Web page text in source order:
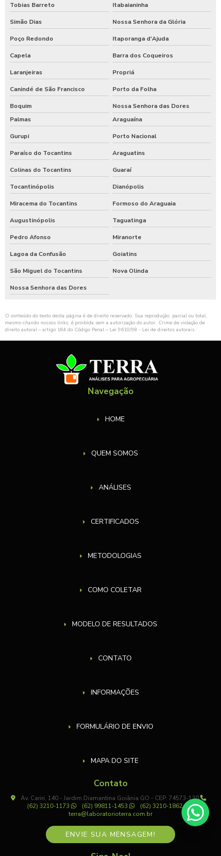
Tobias Barreto Itabaianinha
Simão Dias Nossa Senhora da Glória
Poço Redondo Itaporanga d'Ajuda
Capela Barra dos Coqueiros
Laranjeiras Propriá
Canindé de São Francisco Porto da Folha
Boquim
Nossa Senhora das Dores
Palmas
Araguaína
Gurupi Porto Nacional
Paraíso do Tocantins Araguatins
Colinas do Tocantins Guaraí
Tocantinópolis Dianópolis
Miracema do Tocantins Formoso do Araguaia
Augustinópolis Taguatinga
Pedro Afonso Miranorte
Lagoa da Confusão Goiatins
São Miguel do Tocantins Nova Olinda
Nossa Senhora das Dores
O conteúdo do texto desta página é de direito reservado. Sua reprodução, parcial ou total,
mesmo citando nossos links, é proibida sem a autorização do autor. Crime de violação de
direito autoral – artigo 184 do Código Penal – Lei 9610/98 - Lei de direitos autorais.
Navegação
HOME
QUEM SOMOS
ANÁLISES
CERTIFICADOS
METODOLOGIAS
COMO COLETAR
MODELO DE RESULTADOS
CONTATO
INFORMAÇÕES
FORMULÁRIO DE ENVIO
MAPA DO SITE
Contato
Av. Cariri, 140 - Jardim Diamantina Goiânia GO - CEP: 74573-130
(62) 3210-1173
(62) 99811-1453
(62) 3210-1862
terra@laboratorioterra.com.br
ENVIE SUA MENSAGEM!